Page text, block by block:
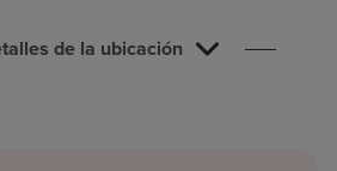
de la ubicación